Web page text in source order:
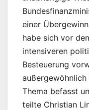
einer
habe sich vor
intensiveren
Besteuerung
Thema befasst
teilte Christian